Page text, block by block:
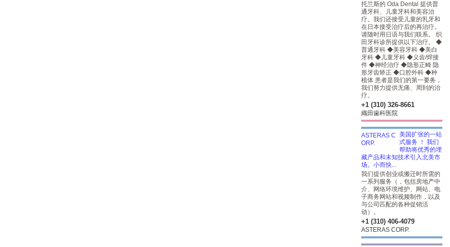
托兰斯的 Oda Dental 提供普
通牙科、儿童牙科和美容治
疗。我们还接受儿童的乳牙和
在日本接受治疗后的再治疗。
请随时用日语与我们联系。 织
田牙科诊所提供以下治疗。 ◆
普通牙科 ◆美容牙科 ◆美白
牙科 ◆儿童牙科 ◆义齿/焊接
件 ◆神经治疗 ◆隐形正畸 隐
形牙齿矫正 ◆口腔外科 ◆种
植体 患者是我们的第一要务，
我们努力提供无痛、周到的治
疗。
+1 (310) 326-8661
織田歯科医院
美国扩张的一站
式服务 ！ 我们
帮助将优秀的埋
藏产品和未知技术引入北美市
场。小而快...
我们提供创业或搬迁时所需的
一系列服务（，包括房地产中
介、网络环境维护、网站、电
子商务网站和视频制作，以及
与公司匹配的各种促销活
动）。
+1 (310) 406-4079
ASTERAS CORP.